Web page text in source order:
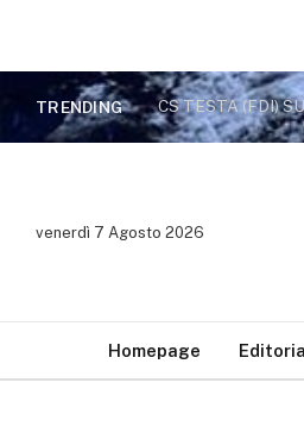
TRENDING CS TESTA (FDI)
venerdì 7 Agosto 2026
Homepage